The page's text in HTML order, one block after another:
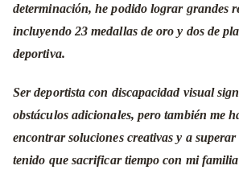
determinación, he podido lograr grandes
incluyendo 23 medallas de oro y dos de
deportiva.
Ser deportista con discapacidad visual
obstáculos adicionales, pero también me
encontrar soluciones creativas y a
tenido que sacrificar tiempo con mi